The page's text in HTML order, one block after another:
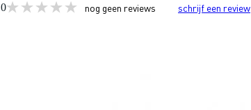
0 nog geen reviews schrijf een review